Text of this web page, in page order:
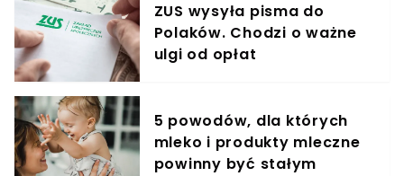
ZUS wysyła pisma do
Polaków. Chodzi o ważne
ulgi od opłat
5 powodów, dla których
mleko i produkty mleczne
powinny być stałym